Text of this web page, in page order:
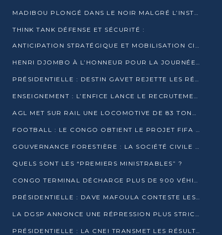
MADIBOU PLONGÉ DANS LE NOIR MALGRÉ L’INSTALLATION D’UN NOUVEAU TRANSFORMATEUR
THINK TANK DÉFENSE ET SÉCURITÉ :
ANTICIPATION STRATÉGIQUE ET MOBILISATION CITOYENNE POUR NOTRE SOUVERAINETÉ NATIONALE
HENRI DJOMBO À L’HONNEUR POUR LA JOURNÉE MONDIALE DU THÉÂTRE
PRÉSIDENTIELLE : DESTIN GAVET REJETTE LES RÉSULTATS ET APPELLE À UN DIALOGUE NATIONAL
ENSEIGNEMENT : L’ENFICE LANCE LE RECRUTEMENT DE SA PREMIÈRE PROMOTION DE PROFESSEURS DES ÉCOLES
AGL MET SUR RAIL UNE LOCOMOTIVE DE 83 TONNES À POINTE-NOIRE
FOOTBALL : LE CONGO OBTIENT LE PROJET FIFA ARENA POUR SES 15 DÉPARTEMENTS
GOUVERNANCE FORESTIÈRE : LA SOCIÉTÉ CIVILE CONGOLAISE AFFICHE SES PRIORITÉS POUR 2026
QUELS SONT LES “PREMIERS MINISTRABLES” ?
CONGO TERMINAL DÉCHARGE PLUS DE 900 VÉHICULES EN QUELQUES HEURES
PRÉSIDENTIELLE : DAVE MAFOULA CONTESTE LES RÉSULTATS PROVISOIRES
LA DGSP ANNONCE UNE RÉPRESSION PLUS STRICTE CONTRE LES MOTO-TAXIS
PRÉSIDENTIELLE : LA CNEI TRANSMET LES RÉSULTATS PROVISOIRES À LA COUR CONSTITUTIONNELLE